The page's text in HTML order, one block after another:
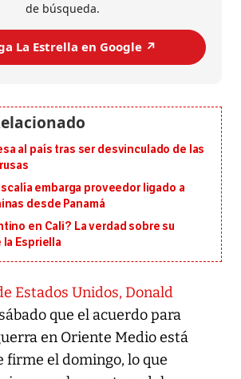
de búsqueda.
La Estrella en Google ↗️
al país tras ser desvinculado de las
embarga proveedor ligado a
desde Panamá
en Cali? La verdad sobre su
Espriella
Estados Unidos, Donald
que el acuerdo para
en Oriente Medio está
firme el domingo, lo que